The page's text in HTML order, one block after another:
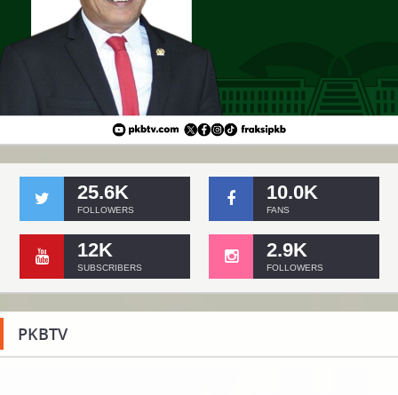
25.6K
FOLLOWERS
10.0K
FANS
12K
SUBSCRIBERS
2.9K
FOLLOWERS
PKBTV